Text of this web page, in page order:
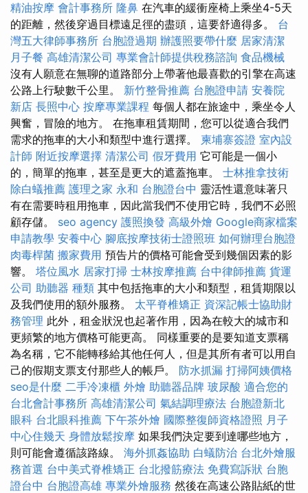
精油按摩 會計事務所 隆鼻 在汽車的緩衝座椅上乘坐4-5天
的距離，然後穿過目標遠足徑的盡頭，這要舒適得多。 台
灣五大律師事務所 台胞證過期 辦護照要帶什麼 居家清潔
月子餐 高雄清潔公司 專業會計師提供稅務諮詢 食品機械
沒有人願意在無聊的道路部分上帶著他最喜歡的引擎在高速
公路上行駛數千公里。 新竹整骨推薦 台胞證申請 安養院
新店 長照中心 按摩專業課程 每個人都在旅途中，乘坐令人
興奮，冒險的地方。 在拖車租賃期間，您可以從適合我們
需求的拖車的大小和類型中進行選擇。 柬埔寨簽證 室內設
計師 附近按摩選擇 清潔公司 假牙費用 它可能是一個小
的，簡單的拖車，甚至是更大的遮蓋拖車。 士林推拿技術
除白蟻推薦 護理之家 永和 台胞證台中 靈活性還意味著只
有在需要時租用拖車，因此當我們不使用它時，我們不必照
顧存儲。 seo agency 護照換發 高級外燴 Google商家檔案
申請教學 安養中心 腳底按摩技術士證照班 如何辦理台胞證
肉毒桿菌 搬家費用 預告片的價格可能會受到幾個因素的影
響。 塔位風水 居家打掃 士林按摩推薦 台中律師推薦 貨運
公司 助聽器 種類 其中包括拖車的大小和類型，租賃期限以
及我們使用的額外服務。 太平脊椎矯正 資深記帳士協助財
務管理 此外，租金狀況也起著作用，因為在較大的城市和
更頻繁的地方價格可能更高。 同樣重要的是要知道支票稱
為名稱，它不能轉移給其他任何人，但是其所有者可以用自
己的假期支票支付那些人的帳戶。 防水抓漏 打掃阿姨價格
seo是什麼 二手冷凍櫃 外燴 助聽器品牌 玻尿酸 適合您的
台北會計事務所 高雄清潔公司 氣結調理療法 台胞證新北
眼科 台北眼科推薦 下午茶外燴 國際整復師資格證照 月子
中心住幾天 身體放鬆按摩 如果我們決定要到達哪些地方，
則可能會遵循該路線。 海外抓姦協助 白蟻防治 台北外燴服
務首選 台中美式脊椎矯正 台北撥筋療法 免費寫訴狀 台胞
證台中 台胞證高雄 專業外燴服務 然後在高速公路貼紙的世